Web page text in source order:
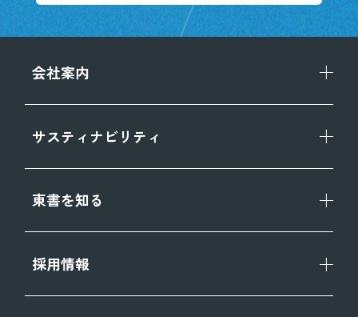
会社案内
サスティナビリティ
東書を知る
採用情報